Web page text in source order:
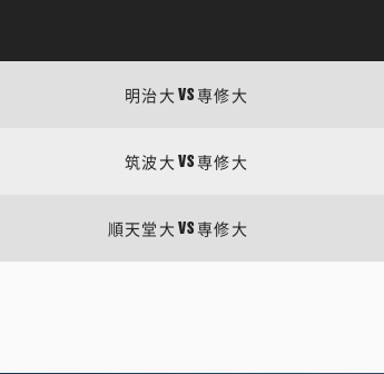
明治大 VS専修大
筑波大 VS専修大
順天堂大 VS専修大